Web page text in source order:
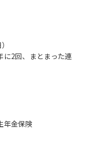
に2回、まとまった連
年金保険